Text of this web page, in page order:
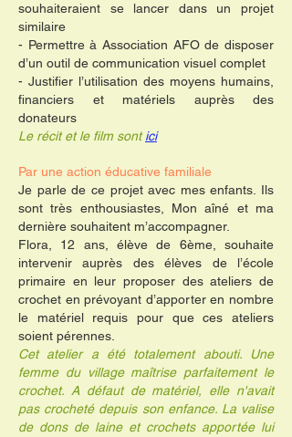
souhaiteraient se lancer dans un projet
similaire
- Permettre à Association AFO de disposer
d’un outil de communication visuel complet
- Justifier l’utilisation des moyens humains,
financiers et matériels auprès des
donateurs
Le récit et le film sontici
Par une action éducative familiale
Je parle de ce projet avec mes enfants. Ils
sont très enthousiastes, Mon aîné et ma
dernière souhaitent m’accompagner.
Flora, 12 ans, élève de 6ème, souhaite
intervenir auprès des élèves de l’école
primaire en leur proposer des ateliers de
crochet en prévoyant d’apporter en nombre
le matériel requis pour que ces ateliers
soient pérennes.
Cet atelier a été totalement abouti. Une
femme du village maîtrise parfaitement le
crochet. A défaut de matériel, elle n'avait
pas crocheté depuis son enfance. La valise
de dons de laine et crochets apportée lui